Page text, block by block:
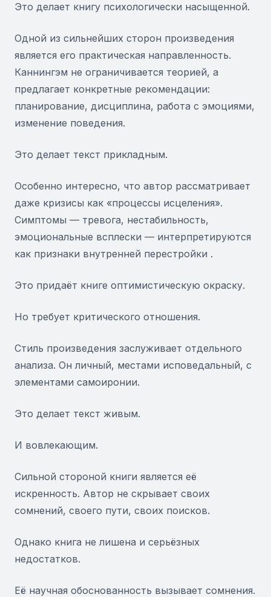
Это делает книгу психологически насыщенной.
Одной из сильнейших сторон произведения
является его практическая направленность.
Каннингэм не ограничивается теорией, а
предлагает конкретные рекомендации:
планирование, дисциплина, работа с эмоциями,
изменение поведения.
Это делает текст прикладным.
Особенно интересно, что автор рассматривает
даже кризисы как «процессы исцеления».
Симптомы — тревога, нестабильность,
эмоциональные всплески — интерпретируются
как признаки внутренней перестройки .
Это придаёт книге оптимистическую окраску.
Но требует критического отношения.
Стиль произведения заслуживает отдельного
анализа. Он личный, местами исповедальный, с
элементами самоиронии.
Это делает текст живым.
И вовлекающим.
Сильной стороной книги является её
искренность. Автор не скрывает своих
сомнений, своего пути, своих поисков.
Однако книга не лишена и серьёзных
недостатков.
Её научная обоснованность вызывает сомнения.